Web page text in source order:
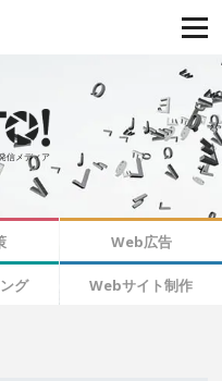
信メディア
Web広告
グ Webサイト制作